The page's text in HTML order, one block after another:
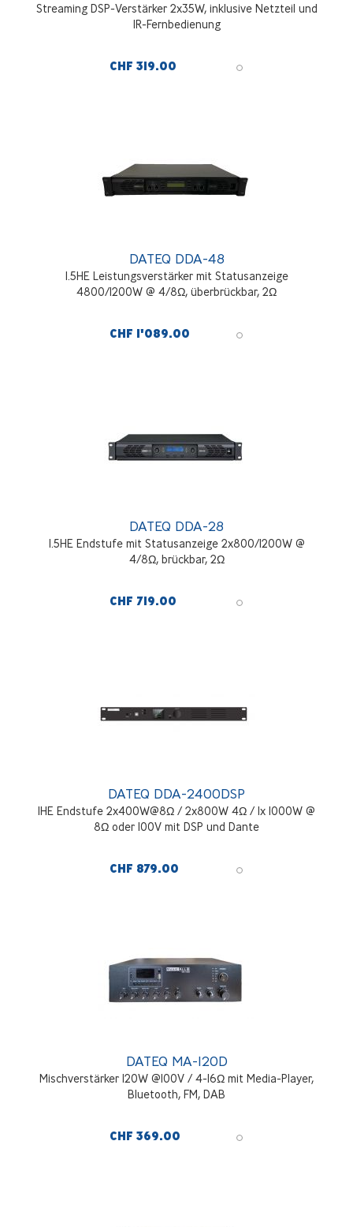
Streaming DSP-Verstärker 2x35W, inklusive Netzteil und
IR-Fernbedienung
CHF 319.00
DATEQ DDA-48
1.5HE Leistungsverstärker mit Statusanzeige
4800/1200W @ 4/8Ω, überbrückbar, 2Ω
CHF 1'089.00
DATEQ DDA-28
1.5HE Endstufe mit Statusanzeige 2x800/1200W @
4/8Ω, brückbar, 2Ω
CHF 719.00
DATEQ DDA-2400DSP
1HE Endstufe 2x400W@8Ω / 2x800W 4Ω / 1x 1000W @
8Ω oder 100V mit DSP und Dante
CHF 879.00
DATEQ MA-120D
Mischverstärker 120W @100V / 4-16Ω mit Media-Player,
Bluetooth, FM, DAB
CHF 369.00